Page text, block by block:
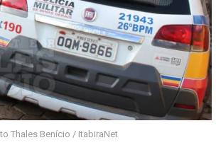
Thales Benício / ItabiraNet